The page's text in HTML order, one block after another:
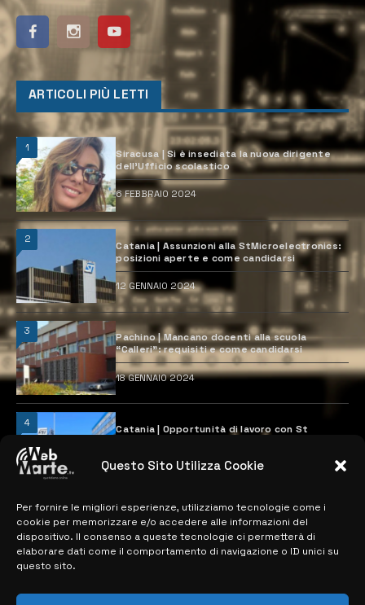
Questo Sito Utilizza Cookie
Per fornire le migliori esperienze, utilizziamo tecnologie come i
cookie per memorizzare e/o accedere alle informazioni del
dispositivo. Il consenso a queste tecnologie ci permetterà di
elaborare dati come il comportamento di navigazione o ID unici su
questo sito.
ARTICOLI PIÙ LETTI
1
Siracusa | Si è insediata la nuova dirigente
dell’Ufficio scolastico
6 FEBBRAIO 2024
2
Catania | Assunzioni alla StMicroelectronics:
posizioni aperte e come candidarsi
12 GENNAIO 2024
3
Pachino | Mancano docenti alla scuola
“Calleri”: requisiti e come candidarsi
18 GENNAIO 2024
4
Catania | Opportunità di lavoro con St
28 MARZO 2024
MAPPA DEL SITO
> NOTIZIE